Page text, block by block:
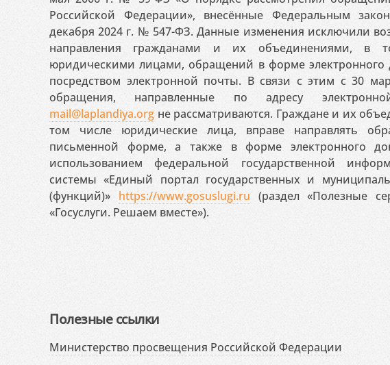
Российской Федерации», внесённые Федеральным
декабря 2024 г. № 547-ФЗ. Данные изменения исключили
направления гражданами и их объединениями, в
юридическими лицами, обращений в форме электронного
посредством электронной почты. В связи с этим с 30
обращения, направленные по адресу
mail@laplandiya.org не рассматриваются. Граждане и их
том числе юридические лица, вправе направлять
письменной форме, а также в форме электронного
использованием федеральной государственной
системы «Единый портал государственных и
(функций)» https://www.gosuslugi.ru (раздел «Полезные
«Госуслуги. Решаем вместе»).
Полезные ссылки
Министерство просвещения Российской Федерации